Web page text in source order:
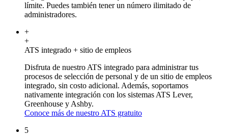
límite. Puedes también tener un número ilimitado de
administradores.
+
+
ATS integrado + sitio de empleos
Disfruta de nuestro ATS integrado para administrar tus
procesos de selección de personal y de un sitio de empleos
integrado, sin costo adicional. Además, soportamos
nativamente integración con los sistemas ATS Lever,
Greenhouse y Ashby.
Conoce más de nuestro ATS gratuito
5